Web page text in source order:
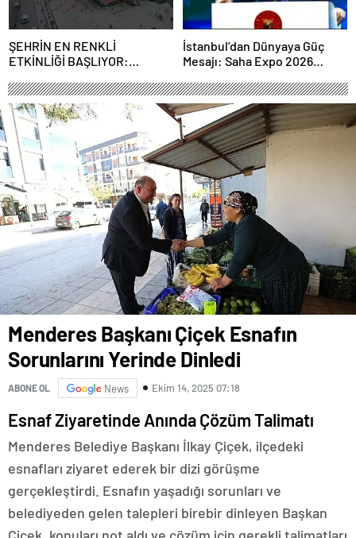
ŞEHRİN EN RENKLİ
ETKİNLİĞİ BAŞLIYOR:
FESTİVALİ” HEYECANI
GAZİOSMANPAŞA’DA
YAŞANACAK
İstanbul’dan Dünyaya Güç
Mesajı: Saha Expo 2026
Menderes Başkanı Çiçek Esnafın
Sorunlarını Yerinde Dinledi
ABONE OL News Ekim 14, 2025 07:18
Esnaf Ziyaretinde Anında Çözüm Talimatı
Menderes Belediye Başkanı İlkay Çiçek, ilçedeki
esnafları ziyaret ederek bir dizi görüşme
gerçekleştirdi. Esnafın yaşadığı sorunları ve
belediyeden gelen talepleri birebir dinleyen Başkan